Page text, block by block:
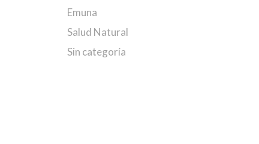
Emuna
Salud Natural
Sin categoría